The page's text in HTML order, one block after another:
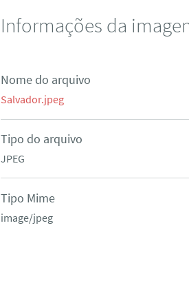
Informações da
Nome do arquivo
Salvador.jpeg
Tipo do arquivo
JPEG
Tipo Mime
image/jpeg